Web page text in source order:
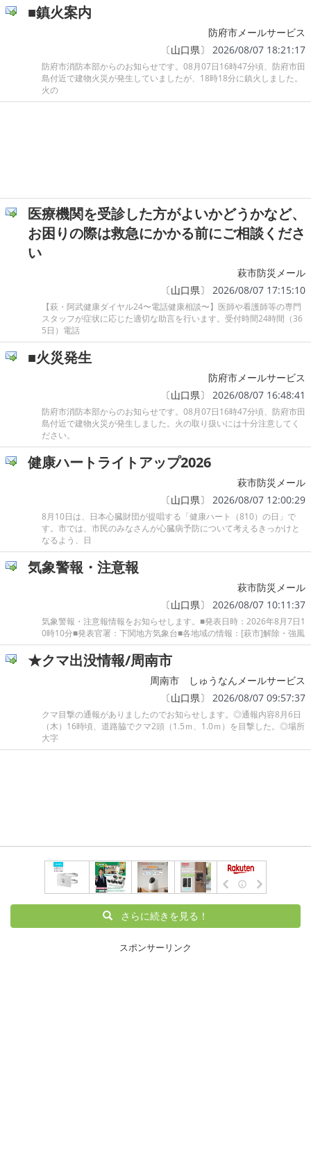
■鎮火案内
防府市メールサービス
〔山口県〕 2026/08/07 18:21:17
防府市消防本部からのお知らせです。08月07日16時47分頃、防府市田
島付近で建物火災が発生していましたが、18時18分に鎮火しました。
火の
医療機関を受診した方がよいかどうかなど、
お困りの際は救急にかかる前にご相談くださ
い
萩市防災メール
〔山口県〕 2026/08/07 17:15:10
【萩・阿武健康ダイヤル24〜電話健康相談〜】医師や看護師等の専門
スタッフが症状に応じた適切な助言を行います。受付時間24時間（36
5日）電話
■火災発生
防府市メールサービス
〔山口県〕 2026/08/07 16:48:41
防府市消防本部からのお知らせです。08月07日16時47分頃、防府市田
島付近で建物火災が発生しました。火の取り扱いには十分注意してく
ださい。
健康ハートライトアップ2026
萩市防災メール
〔山口県〕 2026/08/07 12:00:29
8月10日は、日本心臓財団が提唱する「健康ハート（810）の日」で
す。市では、市民のみなさんが心臓病予防について考えるきっかけと
なるよう、日
気象警報・注意報
萩市防災メール
〔山口県〕 2026/08/07 10:11:37
気象警報・注意報情報をお知らせします。■発表日時：2026年8月7日1
0時10分■発表官署：下関地方気象台■各地域の情報：[萩市]解除・強風
★クマ出没情報/周南市
周南市 しゅうなんメールサービス
〔山口県〕 2026/08/07 09:57:37
クマ目撃の通報がありましたのでお知らせします。◎通報内容8月6日
（木）16時頃、道路脇でクマ2頭（1.5ｍ、1.0ｍ）を目撃した。◎場所
大字
さらに続きを見る！
スポンサーリンク